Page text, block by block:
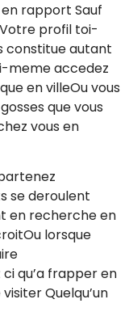
rapport Sauf
profil toi-
constitue autant
meme accedez
en villeOu vous
que vous
vous en
se deroulent
en recherche en
lorsque
qu’a frapper en
Quelqu’un